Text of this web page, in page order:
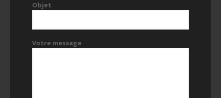
Objet
Votre message